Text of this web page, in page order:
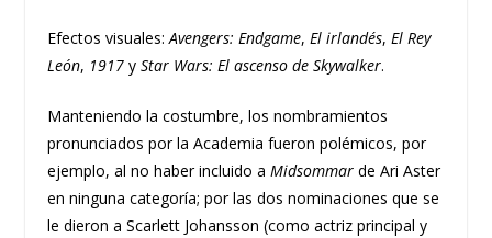
Efectos visuales:Avengers: Endgame, El irlandés, El Rey
León, 1917y Star Wars: El ascenso de Skywalker.
Manteniendo la costumbre, los nombramientos
pronunciados por la Academia fueron polémicos, por
ejemplo, al no haber incluido a Midsommarde Ari Aster
en ninguna categoría; por las dos nominaciones que se
le dieron a Scarlett Johansson (como actriz principal y